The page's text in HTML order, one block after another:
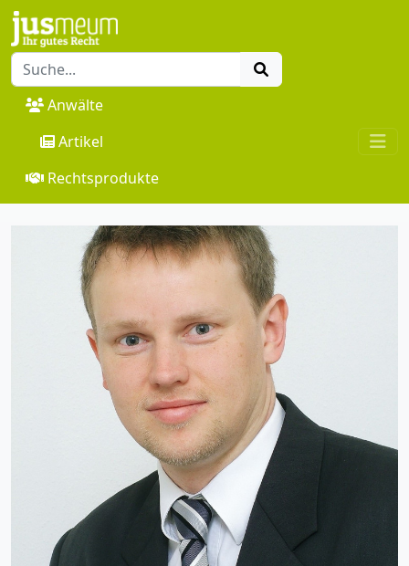
Anwälte
Artikel
Rechtsprodukte